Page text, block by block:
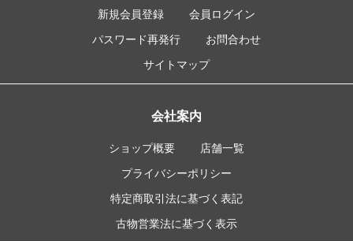
新規会員登録
会員ログイン
パスワード再発行
お問合わせ
サイトマップ
会社案内
ショップ概要
店舗一覧
プライバシーポリシー
特定商取引法に基づく表記
古物営業法に基づく表示